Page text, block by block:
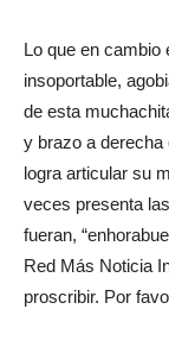
Lo que en cambio
insoportable,
de esta
y brazo a derecha
logra articular su
veces presenta
fueran,
Red Más Noticia
proscribir. Por